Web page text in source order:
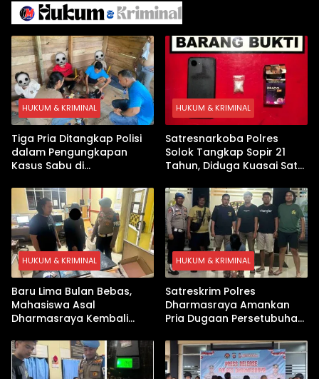
Arab
HUKUM & KRIMINAL
Tiga Pria Ditangkap Polisi
dalam Pengungkapan
Kasus Sabu di
Digital hingga Bong Disita
HUKUM & KRIMINAL
Satresnarkoba Polres
Solok Tangkap Sopir 21
Tahun, Diduga Kuasai Satu
HUKUM & KRIMINAL
Baru Lima Bulan Bebas,
Mahasiswa Asal
Dharmasraya Kembali
HUKUM & KRIMINAL
Satreskrim Polres
Dharmasraya Amankan
Pria Dugaan Persetubuhan